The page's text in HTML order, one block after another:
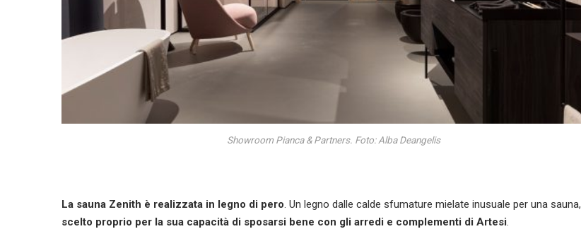
Showroom Pianca & Partners. Foto: Alba Deangelis
La sauna Zenith è realizzata in legno di pero. Un legno dalle calde sfumature mielate inusuale per una sauna,
scelto proprio per la sua capacità di sposarsi bene con gli arredi e complementi di Artesi.